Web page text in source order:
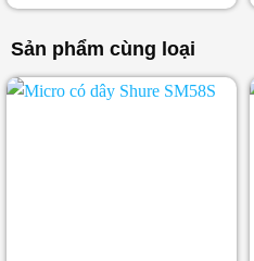
5
Sản phẩm cùng loại